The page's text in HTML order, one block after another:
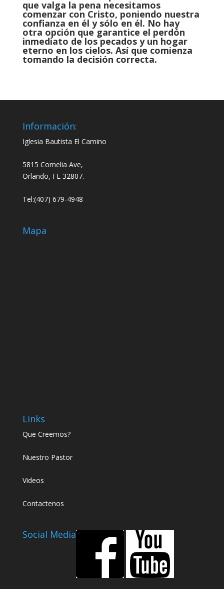
que valga la pena necesitamos
comenzar con Cristo, poniendo nuestra
con­fianza en él y sólo en él. No hay
otra opción que garantice el perdón
inmediato de los pecados y un hogar
eterno en los cielos. Así que comienza
tomando la decisión correcta.
Información:
Iglesia Bautista El Camino
5815 Cornelia Ave,
Orlando, FL 32807.
Tel:(407) 679-4948
Mapa
Links
Que Creemos?
Nuestro Pastor
Videos
Contactenos
Social Media